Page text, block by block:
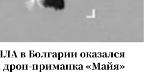
в Болгарии оказался
дрон-приманка «Майя»